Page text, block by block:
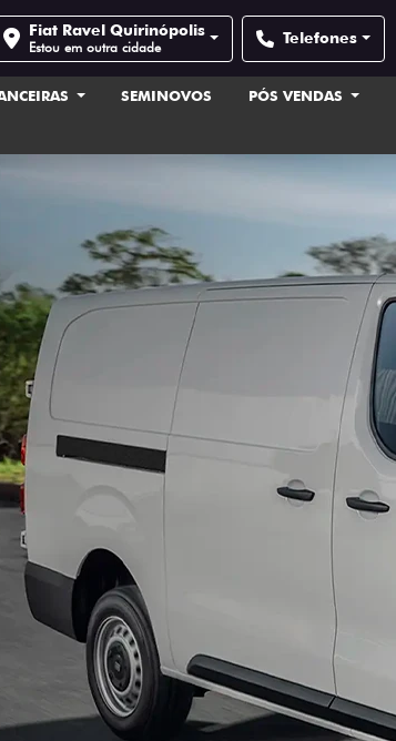
Fiat Ravel Quirinópolis
Estou em outra cidade Telefones
SEMINOVOS PÓS VENDAS